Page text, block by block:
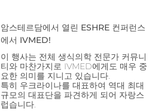
암스테르담에서 열린 ESHRE 컨퍼런스
에서 IVMED!
이 행사는 전체 생식의학 전문가 커뮤니
티와 마찬가지로 IVMED에게도 매우 중
요한 의미를 지니고 있습니다.
특히 우크라이나를 대표하여 역대 최대
규모의 대표단을 파견하게 되어 자랑스
럽습니다.